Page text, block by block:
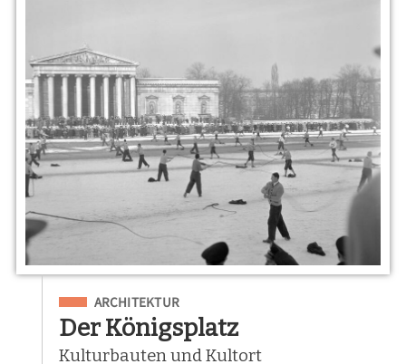
Eingeordnet unter
ARCHITEKTUR
Der Königsplatz
Kulturbauten und Kultort